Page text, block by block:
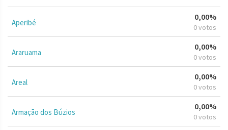
Aperibé
0,00%
0 votos
Araruama
0,00%
0 votos
Areal
0,00%
0 votos
Armação dos Búzios
0,00%
0 votos